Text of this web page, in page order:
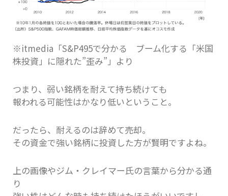
※itmedia「S&P495で分かる ブーム化する「米国
株投資」に隠れた”歪み”」より
つまり、弱い銘柄を耐えて持ち続けても
報われる可能性はかなり低いということ。
だったら、耐えるのは辞めて売却。
その資金で強い銘柄に投資した方が賢明ですよね。
上の画像やジム・クレイマー氏の言葉から分かる通
り